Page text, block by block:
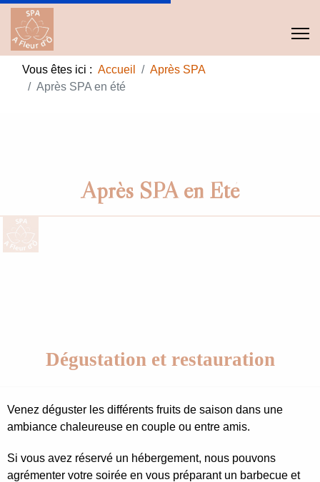
Vous êtes ici : Accueil
Après SPA
Après SPA en été
Après SPA en Eté
Dégustation et restauration
Venez déguster les différents fruits de saison dans une
ambiance chaleureuse en couple ou entre amis.
Si vous avez réservé un hébergement, nous pouvons
agrémenter votre soirée en vous préparant un barbecue et